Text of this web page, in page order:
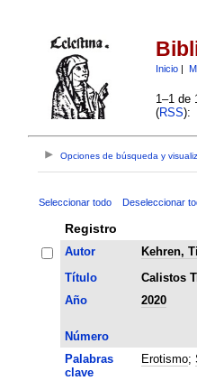
Inicio|
1–1 de
(RSS):
Opciones de búsqueda y
Seleccionar todo Deseleccionar
Registro
Autor
Kehren,
Título
Calistos
Año
2020
Número
Palabras
clave
Erotismo;